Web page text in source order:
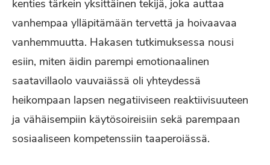
kenties tärkein yksittäinen tekijä, joka auttaa
vanhempaa ylläpitämään tervettä ja hoivaavaa
vanhemmuutta. Hakasen tutkimuksessa nousi
esiin, miten äidin parempi emotionaalinen
saatavillaolo vauvaiässä oli yhteydessä
heikompaan lapsen negatiiviseen reaktiivisuuteen
ja vähäisempiin käytösoireisiin sekä parempaan
sosiaaliseen kompetenssiin taaperoiässä.